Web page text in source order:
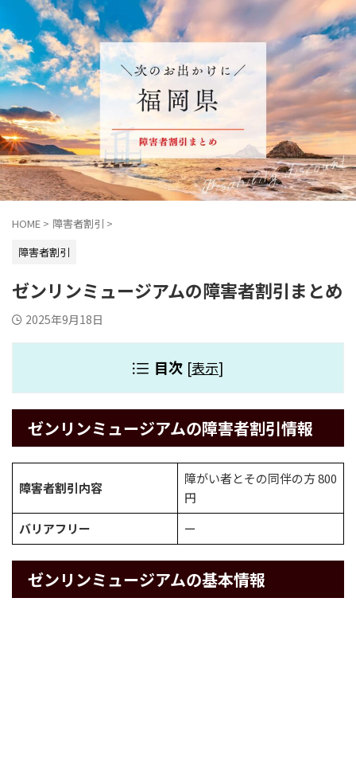
HOME > 障害者割引 >
障害者割引
ゼンリンミュージアムの障害者割引まとめ
2025年9月18日
目次 [表示]
ゼンリンミュージアムの障害者割引情報
障害者割引内容
障がい者とその同伴の方 800
円
バリアフリー
ー
ゼンリンミュージアムの基本情報